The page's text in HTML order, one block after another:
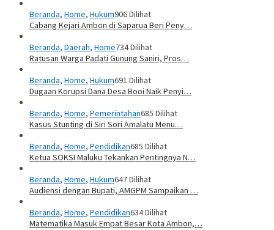
Beranda, Home, Hukum906 Dilihat
Cabang Kejari Ambon di Saparua Beri Peny…
Beranda, Daerah, Home734 Dilihat
Ratusan Warga Padati Gunung Saniri, Pros…
Beranda, Home, Hukum691 Dilihat
Dugaan Korupsi Dana Desa Booi Naik Penyi…
Beranda, Home, Pemerintahan685 Dilihat
Kasus Stunting di Siri Sori Amalatu Menu…
Beranda, Home, Pendidikan685 Dilihat
Ketua SOKSI Maluku Tekankan Pentingnya N…
Beranda, Home, Hukum647 Dilihat
Audiensi dengan Bupati, AMGPM Sampaikan …
Beranda, Home, Pendidikan634 Dilihat
Matematika Masuk Empat Besar Kota Ambon,…